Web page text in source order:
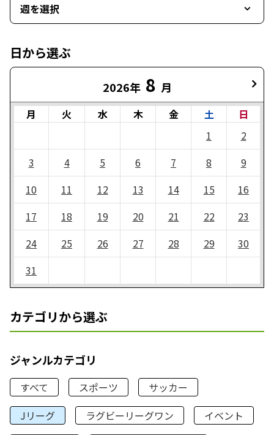
週を選択
日から選ぶ
2026年 8 月
月 火 水 木 金 土
日
1
2
3
4 5 6 7 8
9
10
11 12 13 14 15
16
17
18 19 20 21 22
23
24
25 26 27 28 29
30
31
カテゴリから選ぶ
ジャンルカテゴリ
すべて スポーツ
サッカー
Jリーグ
ラグビーリーグワン
イベント